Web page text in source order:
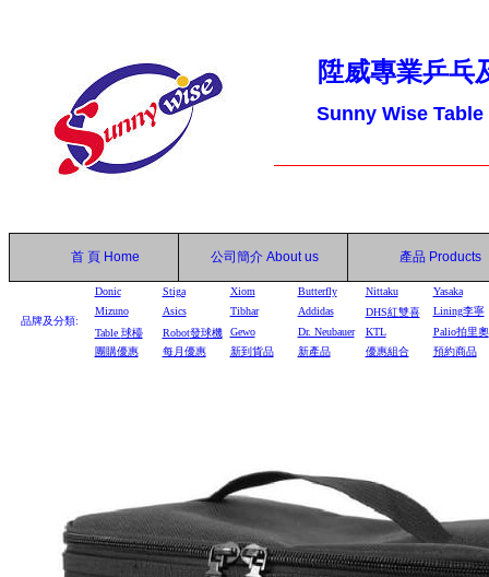
陞威專業乒乓
Sunny Wise
首 頁 Home 公司簡介 About us 產品 Products
品牌及分類:
Donic Stiga Xiom Butterfly Nittaku
Yasaka
Mizuno
Asics Tibhar Addidas DHS紅雙喜
Lining李寧
Table 球檯 Robot發球機 Gewo Dr. Neubauer KTL
Palio拍里奧
團購優惠
每月優惠 新到貨品 新產品 優惠組合 預約商品